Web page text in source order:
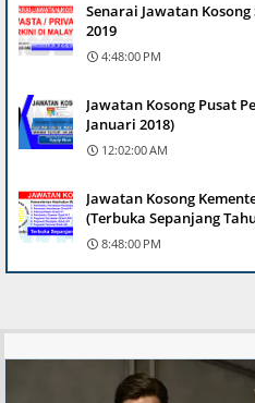
Senarai Jawatan
2019
4:48:00 PM
Jawatan Kosong Pusat
Januari 2018)
12:02:00 AM
Jawatan Kosong
(Terbuka Sepanjang
8:48:00 PM